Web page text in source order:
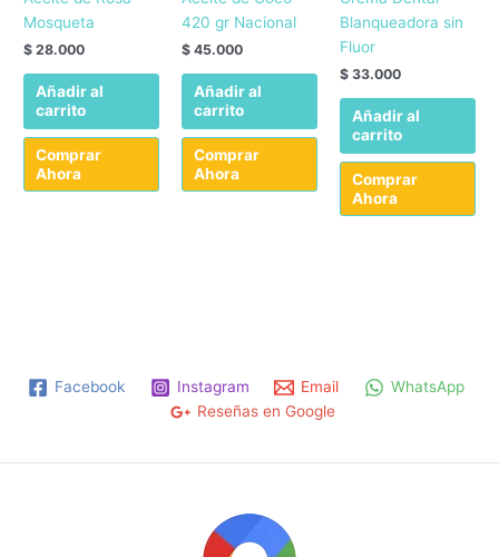
Mosqueta
$ 28.000
Añadir al
carrito
Comprar
Ahora
420 gr Nacional
$ 45.000
Añadir al
carrito
Comprar
Ahora
Blanqueadora sin
Fluor
$33.000
Añadir al
carrito
Comprar
Ahora
Facebook Instagram Email
WhatsApp
Reseñas en Google